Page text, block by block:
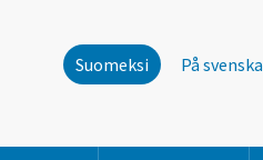
Suomeksi På svenska